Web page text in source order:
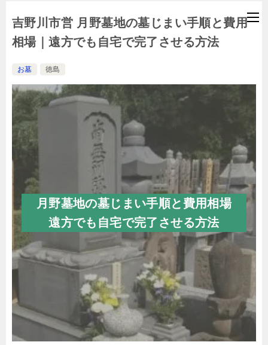
吉野川市営 月野墓地の墓じまい手順と費用
相場｜遠方でも自宅で完了させる方法
お墓 徳島
月野墓地の墓じまい手順と費用相場
遠方でも自宅で完了させる方法